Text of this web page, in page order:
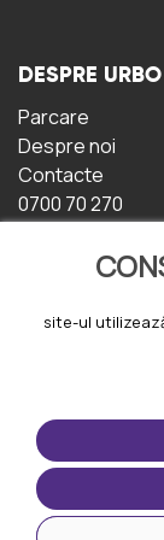
site-ul
DESPRE URBO
Parcare
Despre noi
Contacte
0700 70 270
TERMENI DE
Termeni și
Politica de
Confidențialitate
Politica de